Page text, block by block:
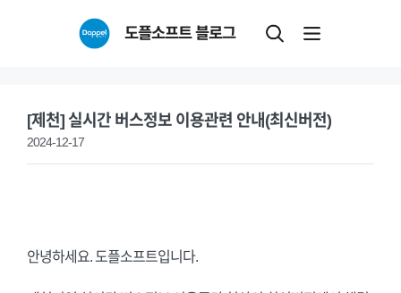
도플소프트 블로그
[제천] 실시간 버스정보 이용관련 안내(최신버전)
2024-12-17
안녕하세요. 도플소프트입니다.